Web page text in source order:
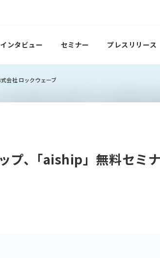
インタビュー セミナー プレスリリース
会社 ロックウェーブ
プ、｢aiship」無料セミ